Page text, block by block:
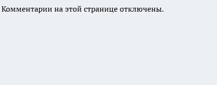
Комментарии на этой странице отключены.